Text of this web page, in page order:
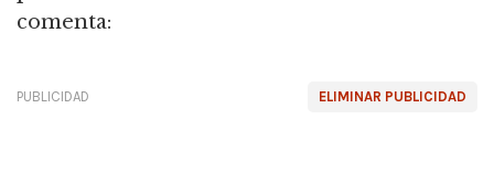
comenta:
ELIMINAR PUBLICIDAD
PUBLICIDAD